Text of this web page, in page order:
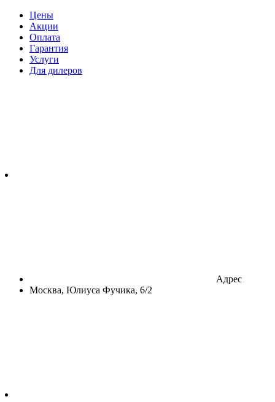
Цены
Акции
Оплата
Гарантия
Услуги
Для дилеров
Адрес
Москва, Юлиуса Фучика, 6/2